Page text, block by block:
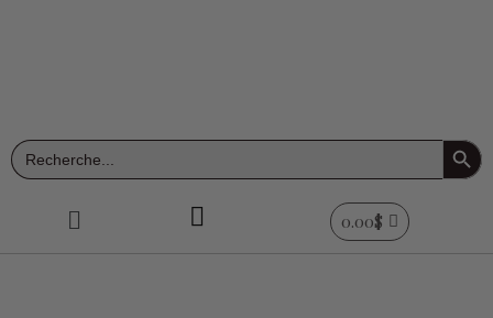
Search
for:
Search Button
Menu 0.00$